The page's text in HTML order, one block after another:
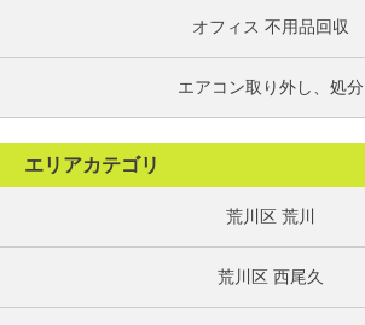
オフィス 不用品回収
エアコン取り外し、処分
エリアカテゴリ
荒川区 荒川
荒川区 西尾久